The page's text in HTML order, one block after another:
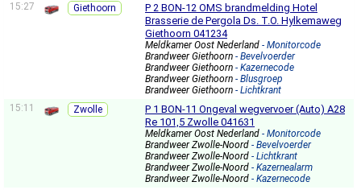
15:27
Giethoorn
P 2 BON-12 OMS brandmelding Hotel
Brasserie de Pergola Ds. T.O. Hylkemaweg
Giethoorn 041234
Meldkamer Oost Nederland - Monitorcode
Brandweer Giethoorn - Bevelvoerder
Brandweer Giethoorn - Kazernecode
Brandweer Giethoorn - Blusgroep
Brandweer Giethoorn - Lichtkrant
15:11
Zwolle
P 1 BON-11 Ongeval wegvervoer (Auto) A28
Re 101,5 Zwolle 041631
Meldkamer Oost Nederland - Monitorcode
Brandweer Zwolle-Noord - Bevelvoerder
Brandweer Zwolle-Noord - Lichtkrant
Brandweer Zwolle-Noord - Kazernealarm
Brandweer Zwolle-Noord - Kazernecode